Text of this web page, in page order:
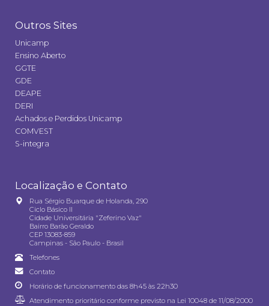
Outros Sites
Unicamp
Ensino Aberto
GGTE
GDE
DEAPE
DERI
Achados e Perdidos Unicamp
COMVEST
S-integra
Localização e Contato
Rua Sérgio Buarque de Holanda, 290
Ciclo Básico II
Cidade Universitária "Zeferino Vaz"
Bairro Barão Geraldo
CEP 13083-859
Campinas - São Paulo - Brasil
Telefones
Contato
Horário de funcionamento das 8h45 às 22h30
Atendimento prioritário conforme previsto na Lei 10048 de 11/08/2000